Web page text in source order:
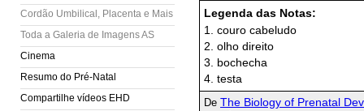
Cordão Umbilical, Placenta e Mais AS
Toda a Galeria de Imagens AS
Cinema
Resumo do Pré-Natal
Compartilhe vídeos EHD
Legenda das Notas:
1. couro cabeludo
2. olho direito
3. bochecha
4. testa
De The Biology of Prenatal